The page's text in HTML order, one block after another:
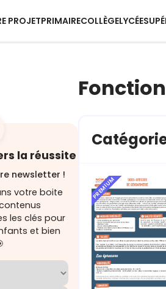
PROJETPRIMAIRECOLLÈGELYCÉE
la réussite
newsletter !
votre boite
les clés pour
et bien
PREMIUM